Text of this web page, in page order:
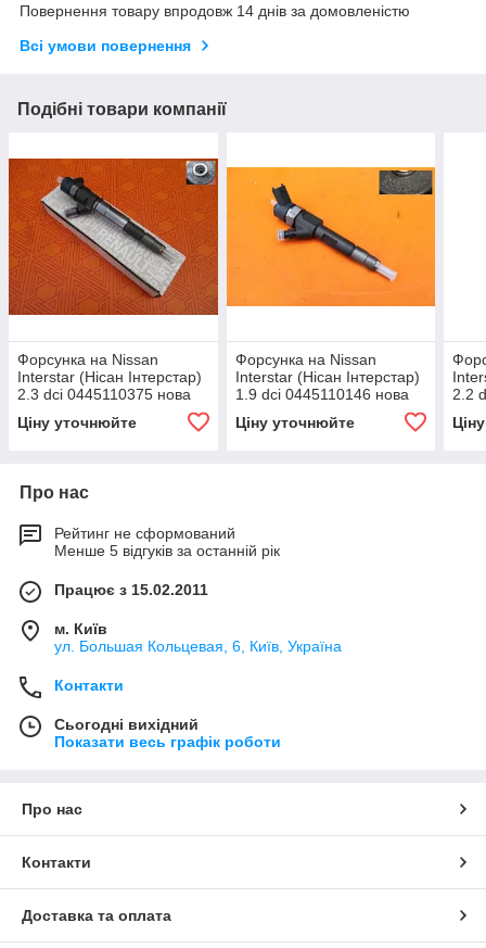
Повернення товару впродовж 14 днів за домовленістю
Всі умови повернення
Подібні товари компанії
Форсунка на Nissan
Interstar (Нісан Інтерстар)
2.3 dci 0445110375 нова
Ціну уточнюйте
Форсунка на Nissan
Interstar (Нісан Інтерстар)
1.9 dci 0445110146 нова
Ціну уточнюйте
2.2
Про нас
Рейтинг не сформований
Менше 5 відгуків за останній рік
Працює з 15.02.2011
м. Київ
ул. Большая Кольцевая, 6, Київ, Україна
Контакти
Сьогодні вихідний
Показати весь графік роботи
Про нас
Контакти
Доставка та оплата